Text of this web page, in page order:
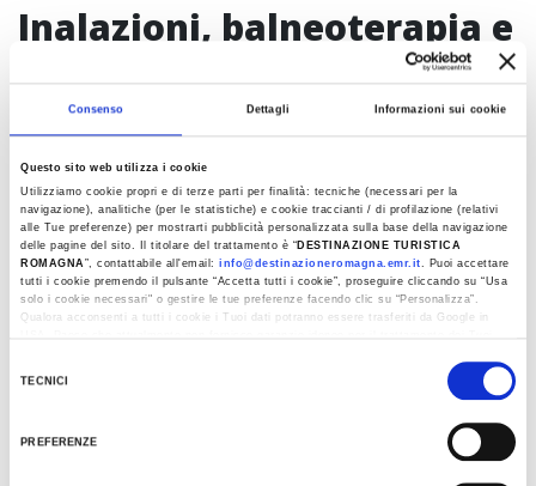
Consenso Dettagli Informazioni sui cookie
Questo sito web utilizza i cookie
Utilizziamo cookie propri e di terze parti per finalità: tecniche (necessari per la
navigazione), analitiche (per le statistiche) e cookie traccianti / di profilazione (relativi
alle Tue preferenze) per mostrarti pubblicità personalizzata sulla base della navigazione
delle pagine del sito. Il titolare del trattamento è “ DESTINAZIONE TURISTICA
ROMAGNA”, contattabile all'email:info@destinazioneromagna.emr.it. Puoi accettare
tutti i cookie premendo il pulsante “Accetta tutti i cookie”, proseguire cliccando su “Usa
solo i cookie necessari" o gestire le tue preferenze facendo clic su “Personalizza”.
Qualora acconsenti a tutti i cookie i Tuoi dati potranno essere trasferiti da Google in
TECNICI
PREFERENZE
Inalazioni, balneoterapia e
fanghi
Alle Terme di Brisighella è possibile trarne
giovamento attraverso le
effetti terapeutici sul sistema immunitario e
prevengono l’insorgere di malattie da
raffreddamento. Oppure per immersione
all’interno dellavasca termale calda, che
raggiunge una temperatura di 36 - 38°C,
Al suo interno il corpo viene stimolato attraverso
l’altro degli
effetti antisettici di iodio e bromo